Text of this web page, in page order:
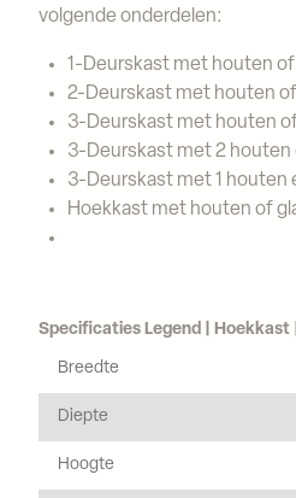
volgende onderdelen:
1-Deurskast met houten of
2-Deurskast met houten
3-Deurskast met houten
3-Deurskast met 2 houten
3-Deurskast met 1 houten
Hoekkast met houten of
Specificaties Legend | Hoekkast
Breedte
Diepte
Hoogte